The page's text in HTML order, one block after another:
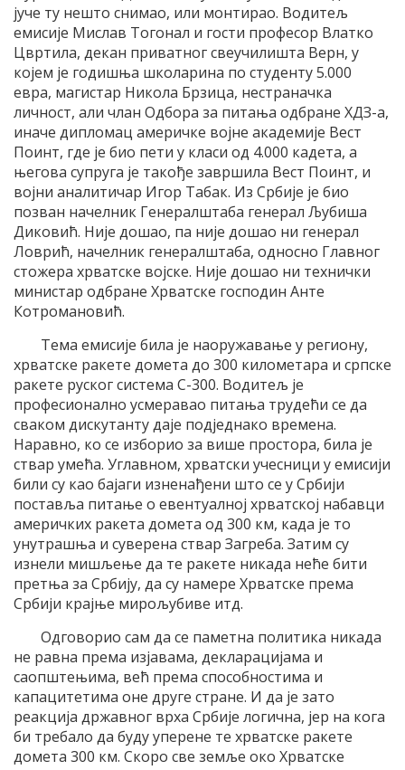
јуче ту нешто снимао, или монтирао. Водитељ
емисије Мислав Тогонал и гости професор Влатко
Цвртила, декан приватног свеучилишта Верн, у
којем је годишња школарина по студенту 5.000
евра, магистар Никола Брзица, нестраначка
личност, али члан Одбора за питања одбране ХДЗ-а,
иначе дипломац америчке војне академије Вест
Поинт, где је био пети у класи од 4.000 кадета, а
његова супруга је такође завршила Вест Поинт, и
војни аналитичар Игор Табак. Из Србије је био
позван начелник Генералштаба генерал Љубиша
Диковић. Није дошао, па није дошао ни генерал
Ловрић, начелник генералштаба, односно Главног
стожера хрватске војске. Није дошао ни технички
министар одбране Хрватске господин Анте
Котромановић.
Тема емисије била је наоружавање у региону,
хрватске ракете домета до 300 километара и српске
ракете руског система С-300. Водитељ је
професионално усмеравао питања трудећи се да
сваком дискутанту даје подједнако времена.
Наравно, ко се изборио за више простора, била је
ствар умећа. Углавном, хрватски учесници у емисији
били су као бајаги изненађени што се у Србији
поставља питање о евентуалној хрватској набавци
америчких ракета домета од 300 км, када је то
унутрашња и суверена ствар Загреба. Затим су
изнели мишљење да те ракете никада неће бити
претња за Србију, да су намере Хрватске према
Србији крајње мирољубиве итд.
Одговорио сам да се паметна политика никада
не равна према изјавама, декларацијама и
саопштењима, већ према способностима и
капацитетима оне друге стране. И да је зато
реакција државног врха Србије логична, јер на кога
би требало да буду уперене те хрватске ракете
домета 300 км. Скоро све земље око Хрватске